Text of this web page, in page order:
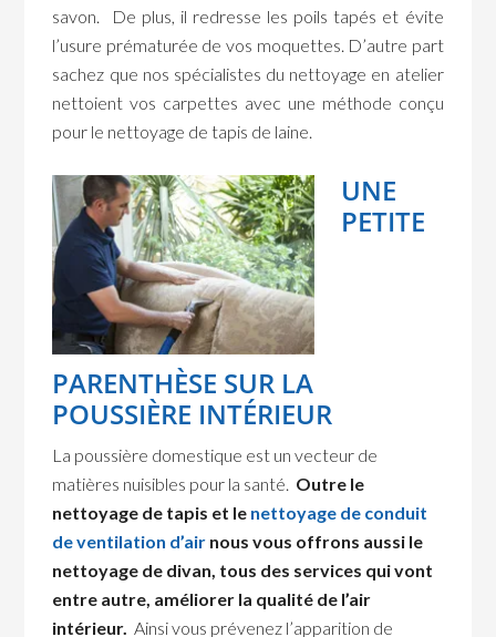
savon. De plus, il redresse les poils tapés et évite
l’usure prématurée de vos moquettes. D’autre part
sachez que nos spécialistes du nettoyage en atelier
nettoient vos carpettes avec une méthode conçu
pour le nettoyage de tapis de laine.
UNE
PETITE
PARENTHÈSE SUR LA
POUSSIÈRE INTÉRIEUR
La poussière domestique est un vecteur de
matières nuisibles pour la santé. Outre le
nettoyage de tapis et le nettoyage de conduit
de ventilation d’air nous vous offrons aussi le
nettoyage de divan, tous des services qui vont
entre autre, améliorer la qualité de l’air
intérieur. Ainsi vous prévenez l’apparition de